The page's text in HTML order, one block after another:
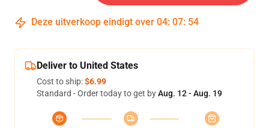
Deze uitverkoop eindigt over 04: 07: 53
Deliver to United States
Cost to ship:$6.99
Standard - Order today to get byAug. 12 - Aug. 19